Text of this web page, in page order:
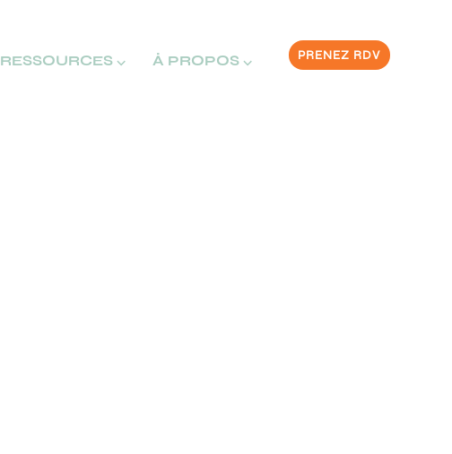
PRENEZ RDV
RESSOURCES ⌵ À PROPOS ⌵